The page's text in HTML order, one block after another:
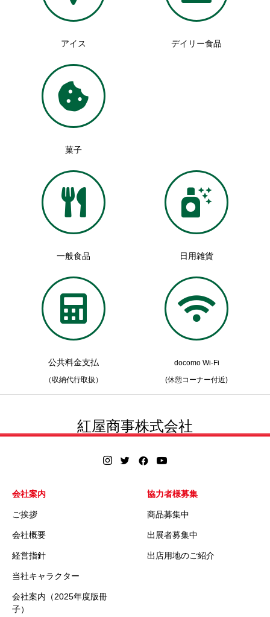
アイス デイリー食品
菓子
一般食品 日用雑貨
公共料金支払
（収納代行取扱）
docomo Wi-Fi
(休憩コーナー付近)
紅屋商事株式会社
会社案内
ご挨拶
会社概要
経営指針
当社キャラクター
会社案内（2025年度版冊
子）
協力者様募集
商品募集中
出展者募集中
出店用地のご紹介